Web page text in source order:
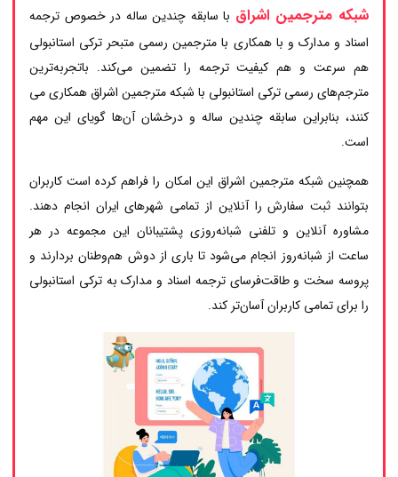
شبکه مترجمین اشراق با سابقه چندین ساله در خصوص ترجمه
اسناد و مدارک و با همکاری با مترجمین رسمی متبحر ترکی استانبولی
هم سرعت و هم کیفیت ترجمه را تضمین می‌کند. باتجربه‌ترین
مترجم‌های رسمی ترکی استانبولی با شبکه مترجمین اشراق همکاری می
کنند، بنابراین سابقه چندین ساله و درخشان آن‌ها گویای این مهم
است.
همچنین شبکه مترجمین اشراق این امکان را فراهم کرده است کاربران
بتوانند ثبت سفارش را آنلاین از تمامی شهرهای ایران انجام دهند.
مشاوره آنلاین و تلفنی شبانه‌روزی پشتیبانان این مجموعه در هر
ساعت از شبانه‌روز انجام می‌شود تا باری از دوش هم‌وطنان بردارند و
پروسه سخت و طاقت‌فرسای ترجمه اسناد و مدارک به ترکی استانبولی
را برای تمامی کاربران آسان‌تر کند.